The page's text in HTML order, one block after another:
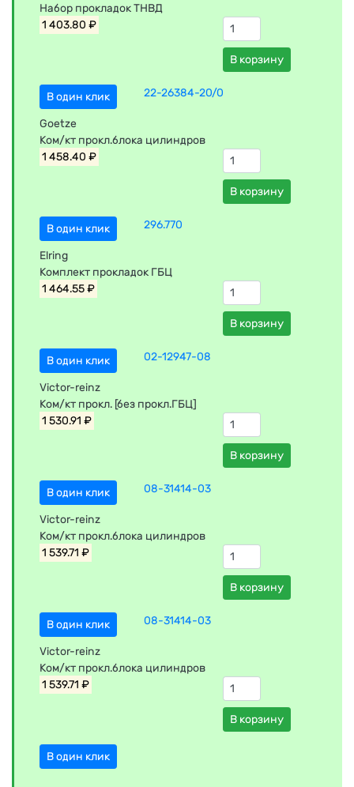
Набор прокладок ТНВД
1 403.80 ₽
В корзину
В один клик 22-26384-20/0
Goetze
Ком/кт прокл.блока цилиндров
1 458.40 ₽
В корзину
В один клик 296.770
Elring
Комплект прокладок ГБЦ
1 464.55 ₽
В корзину
В один клик 02-12947-08
Victor-reinz
Ком/кт прокл. [без прокл.ГБЦ]
1 530.91 ₽
В корзину
В один клик 08-31414-03
Victor-reinz
Ком/кт прокл.блока цилиндров
1 539.71 ₽
В корзину
В один клик 08-31414-03
Victor-reinz
Ком/кт прокл.блока цилиндров
1 539.71 ₽
В корзину
В один клик